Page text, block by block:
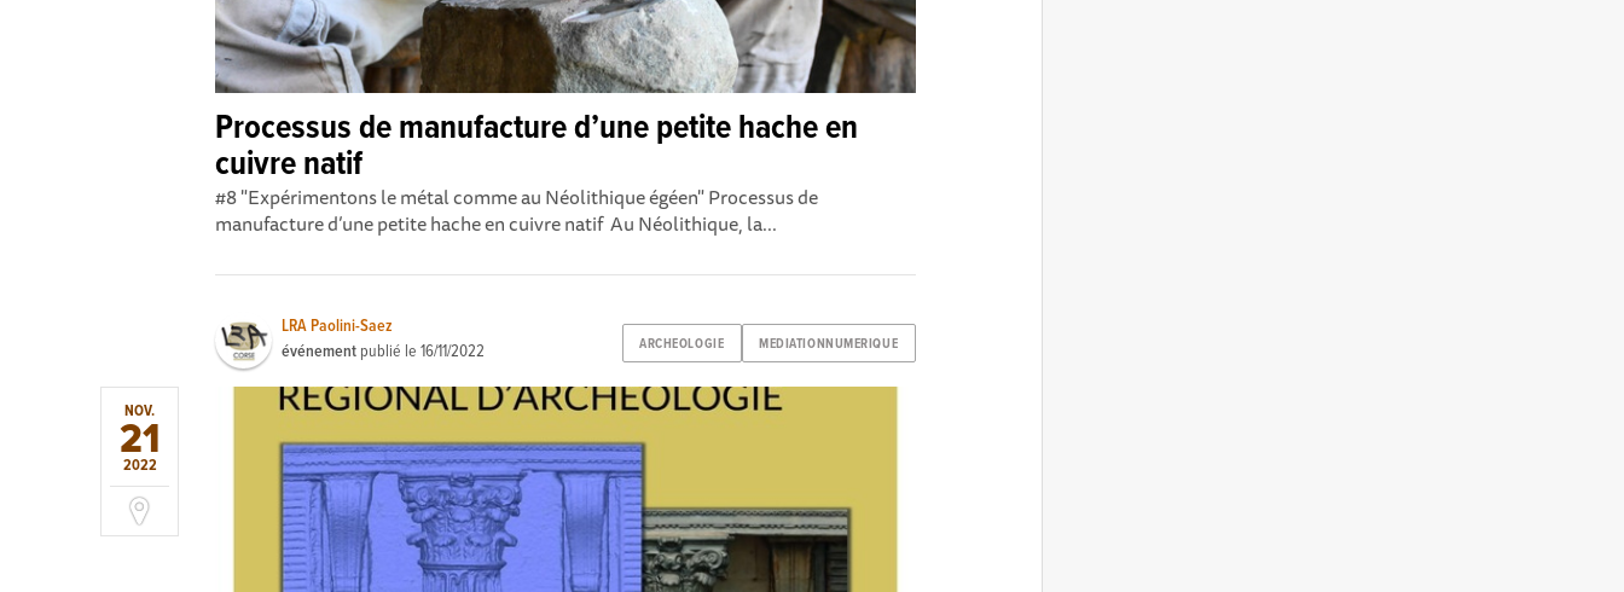
Processus de manufacture d’une petite hache en
cuivre natif
#8 "Expérimentons le métal comme au Néolithique égéen" Processus de
manufacture d’une petite hache en cuivre natif Au Néolithique, la...
ARCHEOLOGIE MEDIATIONNUMERIQUE
LRA Paolini-Saez
événement publié le16/11/2022
NOV.
21
2022